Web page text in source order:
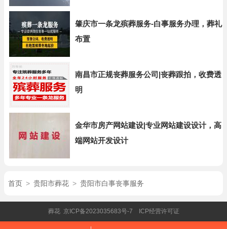
肇庆市一条龙殡葬服务-白事服务办理，葬礼
布置
南昌市正规丧葬服务公司|丧葬跟拍，收费透
明
金华市房产网站建设|专业网站建设设计，高
端网站开发设计
首页 > 贵阳市葬花 > 贵阳市白事丧事服务
葬花 京ICP备2023035683号-7 ICP经营许可证